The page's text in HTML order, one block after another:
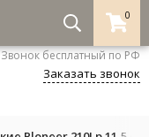
0
8-800-333-5530
Звонок бесплатный по РФ
Заказать звонок